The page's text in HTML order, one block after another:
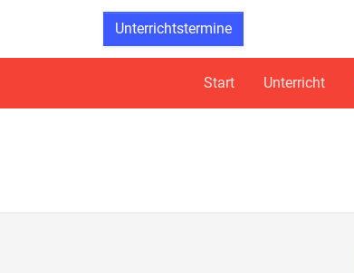
Unterrichtstermine
Start Unterricht